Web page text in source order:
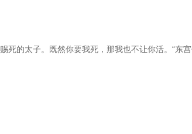
死的太子。既然你要我死，那我也不让你活。“东